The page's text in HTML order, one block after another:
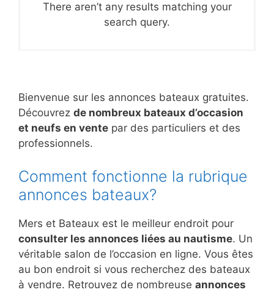
There aren’t any results matching your
search query.
Bienvenue sur les annonces bateaux gratuites.
Découvrez de nombreux bateaux d’occasion
et neufs en vente par des particuliers et des
professionnels.
Comment fonctionne la rubrique
annonces bateaux?
Mers et Bateaux est le meilleur endroit pour
consulter les annonces liées au nautisme. Un
véritable salon de l’occasion en ligne. Vous êtes
au bon endroit si vous recherchez des bateaux
à vendre. Retrouvez de nombreuse annonces